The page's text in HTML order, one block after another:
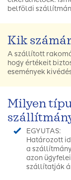
belföldi
Kik
A szállított
hogy értékeit
események
Milyen
EGYUTAS:
Határozott
a
azon
szállítatják